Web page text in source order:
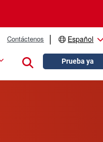
Contáctenos Español
Close searchPrueba ya